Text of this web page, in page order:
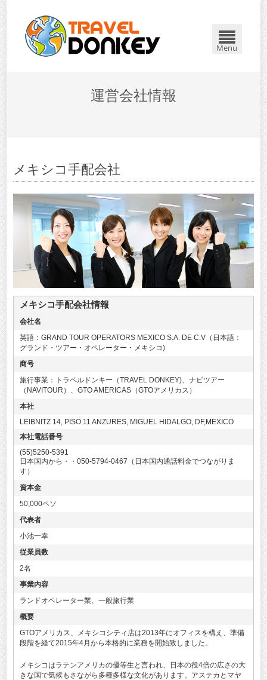
Menu
運営会社情報
メキシコ手配会社
メキシコ手配会社情報
会社名
英語：GRAND TOUR OPERATORS MEXICO S.A. DE C.V（日本語：
グランド・ツアー・オペレーター・メキシコ)
商号
旅行事業：トラベルドンキー（TRAVEL DONKEY)、ナビツアー
（NAVITOUR）、GTO AMERICAS（GTOアメリカス）
本社
LEIBNITZ 14, PISO 11 ANZURES, MIGUEL HIDALGO, DF,MEXICO
本社電話番号
(55)5250-5391
日本国内から・・050-5794-0467（日本国内通話料金でつながりま
す）
資本金
50,000ペソ
代表者
小池一幸
従業員数
2名
事業内容
ランドオペレーター業、一般旅行業
概要
GTOアメリカス、メキシコシティ店は2013年にオフィスを構え、準備
段階を経て2015年4月から本格的に業務を開始致しました。
メキシコはラテンアメリカの優等生と言われ、日本の役4倍の広さの大
きな国で気候もさながら多種多様な文化があります。アステカとマヤ